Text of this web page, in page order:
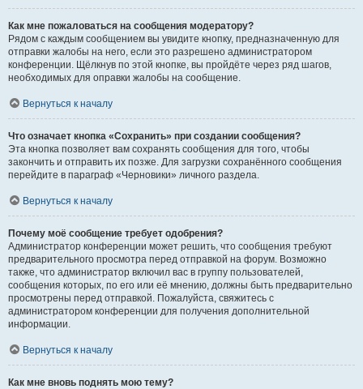
Как мне пожаловаться на сообщения модератору?
Рядом с каждым сообщением вы увидите кнопку, предназначенную для
отправки жалобы на него, если это разрешено администратором
конференции. Щёлкнув по этой кнопке, вы пройдёте через ряд шагов,
необходимых для оправки жалобы на сообщение.
Вернуться к началу
Что означает кнопка «Сохранить» при создании сообщения?
Эта кнопка позволяет вам сохранять сообщения для того, чтобы
закончить и отправить их позже. Для загрузки сохранённого сообщения
перейдите в параграф «Черновики» личного раздела.
Вернуться к началу
Почему моё сообщение требует одобрения?
Администратор конференции может решить, что сообщения требуют
предварительного просмотра перед отправкой на форум. Возможно
также, что администратор включил вас в группу пользователей,
сообщения которых, по его или её мнению, должны быть предварительно
просмотрены перед отправкой. Пожалуйста, свяжитесь с
администратором конференции для получения дополнительной
информации.
Вернуться к началу
Как мне вновь поднять мою тему?